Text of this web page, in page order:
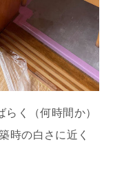
く（何時間か）
時の白さに近く